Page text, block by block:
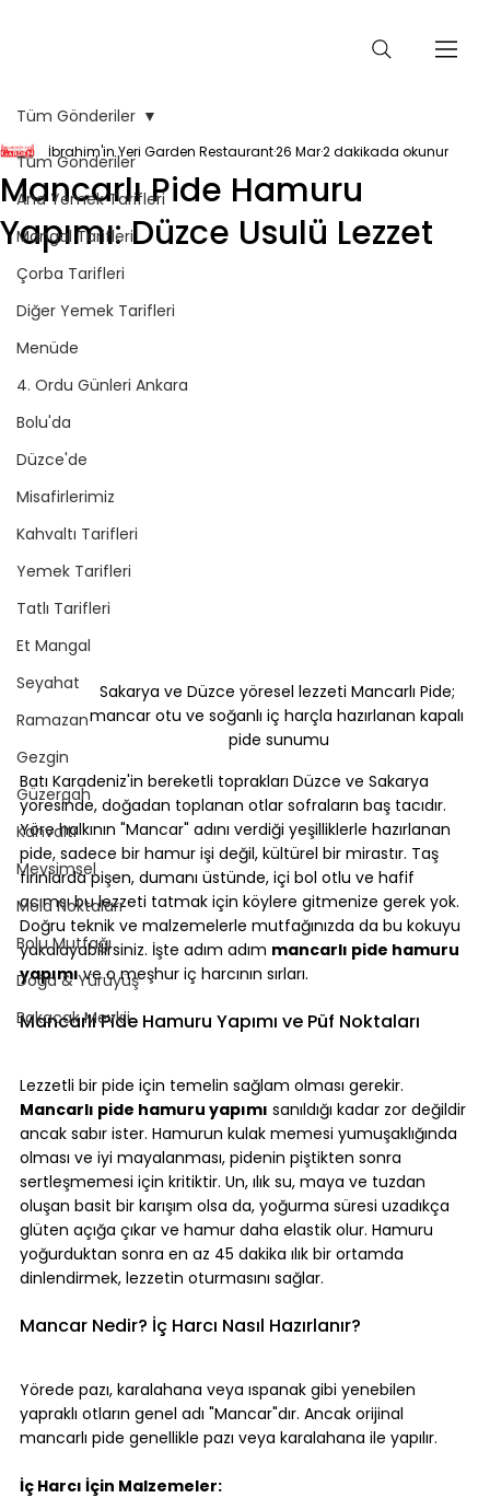
Tüm Gönderiler
Ana Yemek Tarifleri
Mangal Tarifleri
Çorba Tarifleri
Diğer Yemek Tarifleri
Menüde
4. Ordu Günleri Ankara
Bolu'da
Düzce'de
Misafirlerimiz
Kahvaltı Tarifleri
Yemek Tarifleri
Tatlı Tarifleri
Et Mangal
Seyahat
Ramazan
Gezgin
Güzergah
Kahvaltı
Mevsimsel
Mola Noktaları
Bolu Mutfağı
Doğa & Yürüyüş
Bakacak Mevkii
Tüm Gönderiler
Mancarlı Pide Hamuru
Yapımı: Düzce Usulü Lezzet
İbrahim'in Yeri Garden Restaurant26 Mar2 dakikada okunur
Sakarya ve Düzce yöresel lezzeti Mancarlı Pide;
mancar otu ve soğanlı iç harçla hazırlanan kapalı
pide sunumu
Batı Karadeniz'in bereketli toprakları Düzce ve Sakarya
yöresinde, doğadan toplanan otlar sofraların baş tacıdır.
Yöre halkının "Mancar" adını verdiği yeşilliklerle hazırlanan
pide, sadece bir hamur işi değil, kültürel bir mirastır. Taş
fırınlarda pişen, dumanı üstünde, içi bol otlu ve hafif
acımsı bu lezzeti tatmak için köylere gitmenize gerek yok.
Doğru teknik ve malzemelerle mutfağınızda da bu kokuyu
yakalayabilirsiniz. İşte adım adım mancarlı pide hamuru
yapımı ve o meşhur iç harcının sırları.
Mancarlı Pide Hamuru Yapımı ve Püf Noktaları
Lezzetli bir pide için temelin sağlam olması gerekir.
Mancarlı pide hamuru yapımı sanıldığı kadar zor değildir
ancak sabır ister. Hamurun kulak memesi yumuşaklığında
olması ve iyi mayalanması, pidenin piştikten sonra
sertleşmemesi için kritiktir. Un, ılık su, maya ve tuzdan
oluşan basit bir karışım olsa da, yoğurma süresi uzadıkça
glüten açığa çıkar ve hamur daha elastik olur. Hamuru
yoğurduktan sonra en az 45 dakika ılık bir ortamda
dinlendirmek, lezzetin oturmasını sağlar.
Mancar Nedir? İç Harcı Nasıl Hazırlanır?
Yörede pazı, karalahana veya ıspanak gibi yenebilen
yapraklı otların genel adı "Mancar"dır. Ancak orijinal
mancarlı pide genellikle pazı veya karalahana ile yapılır.
İç Harcı İçin Malzemeler: